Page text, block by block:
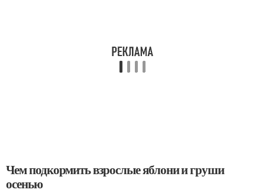
Чем подкормить взрослые яблони и груши
осенью